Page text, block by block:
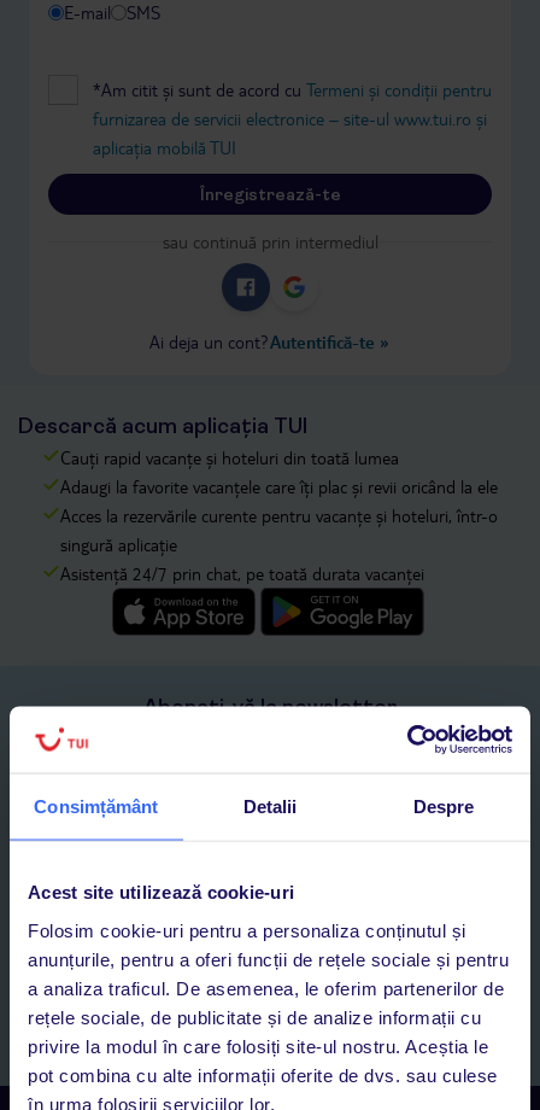
Consimțământ Detalii Despre
Acest site utilizează cookie-uri
Folosim cookie-uri pentru a personaliza conținutul și
anunțurile, pentru a oferi funcții de rețele sociale și pentru
a analiza traficul. De asemenea, le oferim partenerilor de
rețele sociale, de publicitate și de analize informații cu
privire la modul în care folosiți site-ul nostru. Aceștia le
pot combina cu alte informații oferite de dvs. sau culese
în urma folosirii serviciilor lor.
E-mail SMS
*Am citit și sunt de acord cu Termeni și condiții pentru
furnizarea de servicii electronice – site-ul www.tui.ro și
aplicația mobilă TUI
Înregistrează-te
sau continuă prin intermediul
Ai deja un cont?Autentifică-te »
Descarcă acum aplicația TUI
Cauți rapid vacanțe și hoteluri din toată lumea
Adaugi la favorite vacanțele care îți plac și revii oricând la ele
Acces la rezervările curente pentru vacanțe și hoteluri, într-o
singură aplicație
Asistență 24/7 prin chat, pe toată durata vacanței
Abonați-vă la newsletter
NUME SI PRENUME*
E-MAIL*
Sunt de acord cu prelucrarea datelor mele personale de către TUI
specificat în„Informații privind prelucrarea datelor cu caracter
personal”, prin mijloace electronice de comunicare (e-mail),
inclusiv utilizarea așa-numitelor sisteme de apelare automată.
Înscrieți-vă